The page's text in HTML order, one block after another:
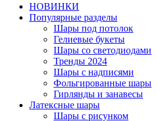
НОВИНКИ
Популярные разделы
Шары под потолок
Гелиевые букеты
Шары со светодиодами
Тренды 2024
Шары с надписями
Фольгированные шары
Гирлянды и занавесы
Латексные шары
Шары с рисунком